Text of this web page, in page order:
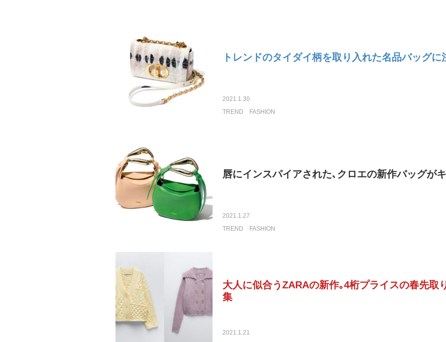
トレンドのタイダイ柄を取り入れた名品バッグに
2021.1.30
TREND
FASHION
唇にインスパイアされた､クロエの新作バッグが
2021.1.27
TREND
FASHION
大人に似合うZARAの新作｡4桁プライスの春先取
集
2021.1.21